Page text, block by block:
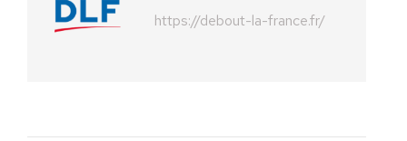
https://debout-la-france.fr/